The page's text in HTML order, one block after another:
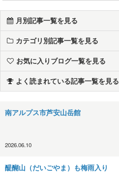
月別記事一覧を見る
カテゴリ別記事一覧を見る
お気に入りブログ一覧を見る
よく読まれている記事一覧を見る
南アルプス市芦安山岳館
2026.06.10
醍醐山（だいごやま）も梅雨入り